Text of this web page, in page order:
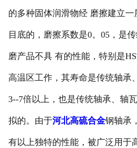
的多种固体润滑物经 磨擦建立
目底的，磨擦系数是0。05，是
磨产品不具 有的性能，特别是HS
高温区工作，其寿命是传统轴承
3--7倍以上，也是传统轴承、轴
拟的。由于河北高硫合金钢轴承
有以上独特的性能，被广泛用于